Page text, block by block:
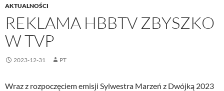
AKTUALNOŚCI
REKLAMA HBBTV ZBYSZKO
W TVP
2023-12-31 PT
Wraz z rozpoczęciem emisji Sylwestra Marzeń z Dwójką 2023